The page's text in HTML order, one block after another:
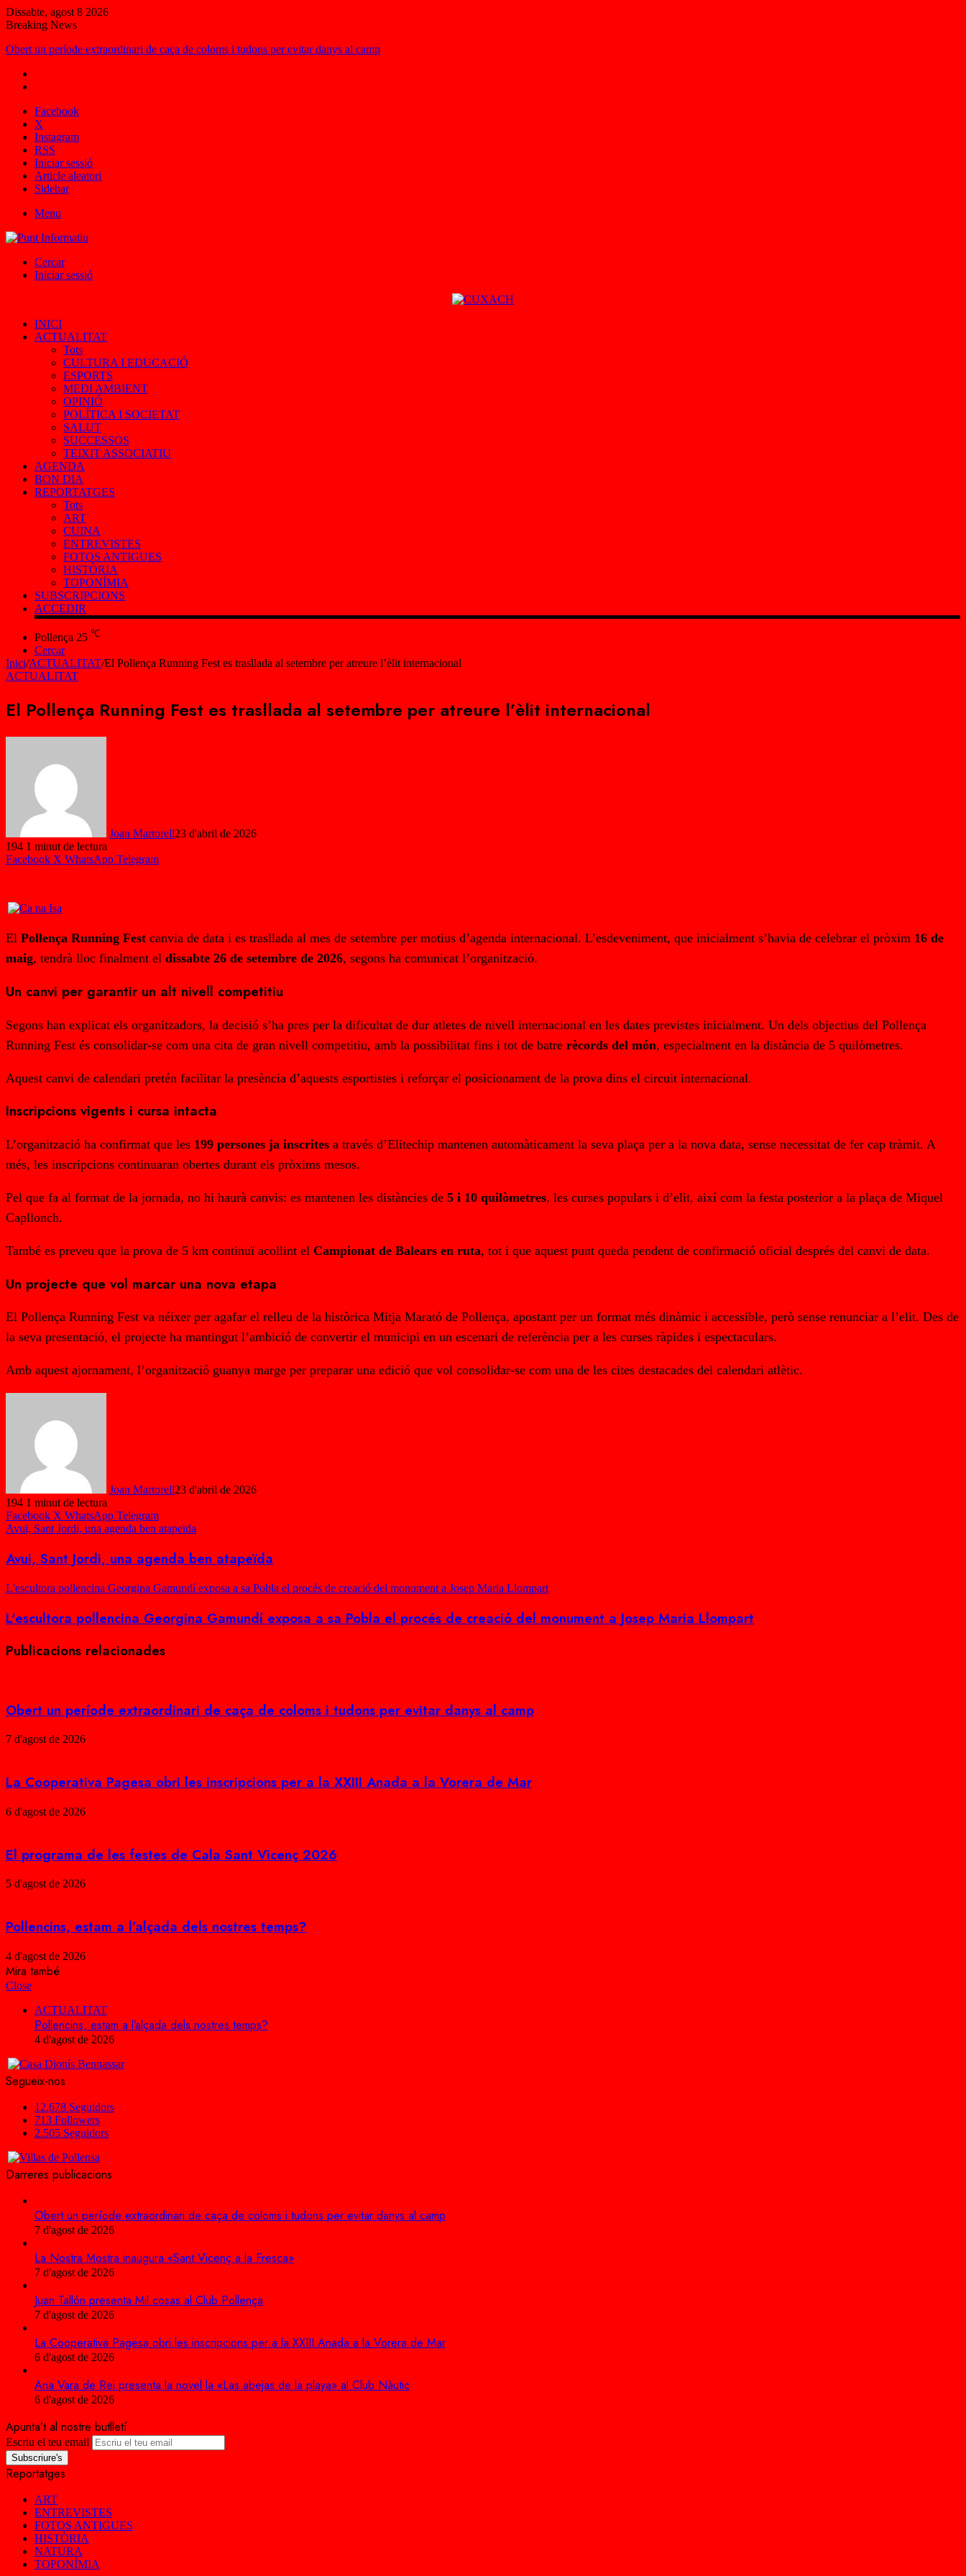
Dissabte, agost 8 2026
Breaking News
Obert un període extraordinari de caça de coloms i tudons per evitar danys al camp
Facebook
X
Instagram
RSS
Iniciar sessió
Article aleatori
Sidebar
Menu
Cercar
Iniciar sessió
INICI
ACTUALITAT
Tots
CULTURA I EDUCACIÓ
ESPORTS
MEDI AMBIENT
OPINIÓ
POLÍTICA I SOCIETAT
SALUT
SUCCESSOS
TEIXIT ASSOCIATIU
AGENDA
BON DIA
REPORTATGES
Tots
ART
CUINA
ENTREVISTES
FOTOS ANTIGUES
HISTÒRIA
TOPONÍMIA
SUBSCRIPCIONS
ACCEDIR
Pollença 25 ℃
Cercar
Inici/ACTUALITAT/El Pollença Running Fest es trasllada al setembre per atreure l’èlit internacional
ACTUALITAT
El Pollença Running Fest es trasllada al setembre per atreure l’èlit internacional
Joan Martorell23 d'abril de 2026
194 1 minut de lectura
Facebook X WhatsApp Telegram
El Pollença Running Fest canvia de data i es trasllada al mes de setembre per motius d’agenda internacional. L’esdeveniment, que inicialment s’havia de celebrar el pròxim 16 de
maig, tendrà lloc finalment el dissabte 26 de setembre de 2026, segons ha comunicat l’organització.
Un canvi per garantir un alt nivell competitiu
Segons han explicat els organitzadors, la decisió s’ha pres per la dificultat de dur atletes de nivell internacional en les dates previstes inicialment. Un dels objectius del Pollença
Running Fest és consolidar-se com una cita de gran nivell competitiu, amb la possibilitat fins i tot de batre rècords del món, especialment en la distància de 5 quilòmetres.
Aquest canvi de calendari pretén facilitar la presència d’aquests esportistes i reforçar el posicionament de la prova dins el circuit internacional.
Inscripcions vigents i cursa intacta
L’organització ha confirmat que les 199 persones ja inscrites a través d’Elitechip mantenen automàticament la seva plaça per a la nova data, sense necessitat de fer cap tràmit. A
més, les inscripcions continuaran obertes durant els pròxims mesos.
Pel que fa al format de la jornada, no hi haurà canvis: es mantenen les distàncies de 5 i 10 quilòmetres, les curses populars i d’elit, així com la festa posterior a la plaça de Miquel
Capllonch.
També es preveu que la prova de 5 km continuï acollint el Campionat de Balears en ruta, tot i que aquest punt queda pendent de confirmació oficial després del canvi de data.
Un projecte que vol marcar una nova etapa
El Pollença Running Fest va néixer per agafar el relleu de la històrica Mitja Marató de Pollença, apostant per un format més dinàmic i accessible, però sense renunciar a l’elit. Des de
la seva presentació, el projecte ha mantingut l’ambició de convertir el municipi en un escenari de referència per a les curses ràpides i espectaculars.
Amb aquest ajornament, l’organització guanya marge per preparar una edició que vol consolidar-se com una de les cites destacades del calendari atlètic.
Joan Martorell23 d'abril de 2026
194 1 minut de lectura
Facebook X WhatsApp Telegram
Avui, Sant Jordi, una agenda ben atapeïda
Avui, Sant Jordi, una agenda ben atapeïda
L'escultora pollencina Georgina Gamundí exposa a sa Pobla el procés de creació del monument a Josep Maria Llompart
L'escultora pollencina Georgina Gamundí exposa a sa Pobla el procés de creació del monument a Josep Maria Llompart
Publicacions relacionades
Obert un període extraordinari de caça de coloms i tudons per evitar danys al camp
7 d'agost de 2026
La Cooperativa Pagesa obri les inscripcions per a la XXIII Anada a la Vorera de Mar
6 d'agost de 2026
El programa de les festes de Cala Sant Vicenç 2026
5 d'agost de 2026
Pollencins, estam a l’alçada dels nostres temps?
4 d'agost de 2026
Mira també
Close
ACTUALITAT
Pollencins, estam a l’alçada dels nostres temps?
4 d'agost de 2026
Segueix-nos
12.678 Seguidors
713 Followers
2.505 Seguidors
Darreres publicacions
Obert un període extraordinari de caça de coloms i tudons per evitar danys al camp
7 d'agost de 2026
La Nostra Mostra inaugura «Sant Vicenç a la Fresca»
7 d'agost de 2026
Juan Tallón presenta Mil cosas al Club Pollença
7 d'agost de 2026
La Cooperativa Pagesa obri les inscripcions per a la XXIII Anada a la Vorera de Mar
6 d'agost de 2026
Ana Vara de Rei presenta la novel·la «Las abejas de la playa» al Club Nàutic
6 d'agost de 2026
Apunta’t al nostre butlletí
Escriu el teu email
Reportatges
ART
ENTREVISTES
FOTOS ANTIGUES
HISTÒRIA
NATURA
TOPONÍMIA